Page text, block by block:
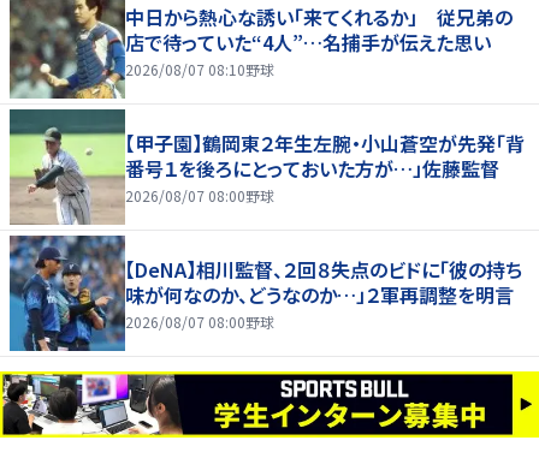
中日から熱心な誘い「来てくれるか」 従兄弟の
店で待っていた“4人”…名捕手が伝えた思い
2026/08/07 08:10野球
【甲子園】鶴岡東２年生左腕・小山蒼空が先発「背
番号１を後ろにとっておいた方が…」佐藤監督
2026/08/07 08:00野球
【DeNA】相川監督、２回８失点のビドに「彼の持ち
味が何なのか、どうなのか…」２軍再調整を明言
2026/08/07 08:00野球